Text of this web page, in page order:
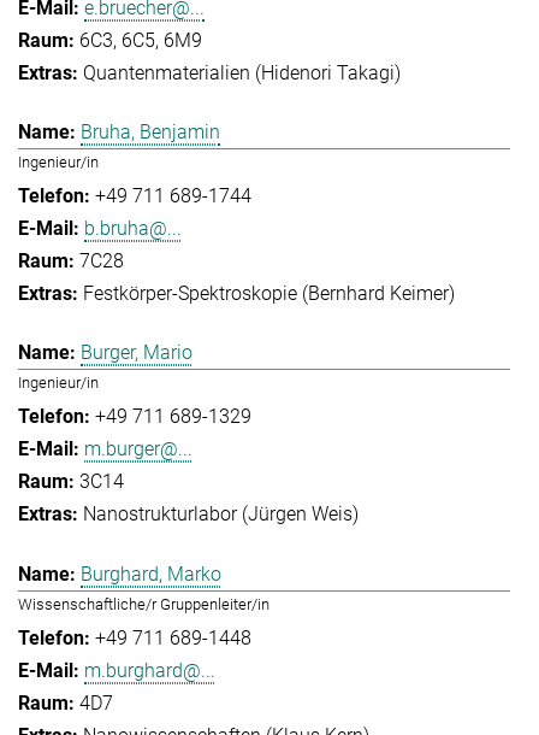
e.bruecher@...
6C3, 6C5, 6M9
Quantenmaterialien (Hidenori Takagi)
Bruha, Benjamin
Ingenieur/in
+49 711 689-1744
b.bruha@...
7C28
Festkörper-Spektroskopie (Bernhard Keimer)
Burger, Mario
Ingenieur/in
+49 711 689-1329
m.burger@...
3C14
Nanostrukturlabor (Jürgen Weis)
Burghard, Marko
Wissenschaftliche/r Gruppenleiter/in
+49 711 689-1448
m.burghard@...
4D7